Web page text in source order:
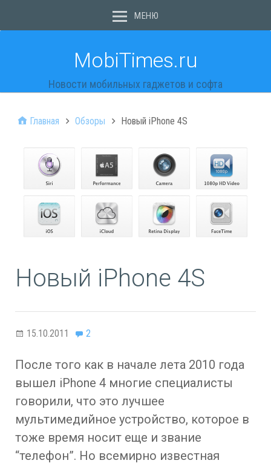
МЕНЮ
MobiTimes.ru
Новости мобильных гаджетов и софта
Главная Обзоры Новый iPhone 4S
Новый iPhone 4S
15.10.2011 2
После того как в начале лета 2010 года
вышел iPhone 4 многие специалисты
говорили, что это лучшее
мультимедийное устройство, которое в
тоже время носит еще и звание
“телефон”. Но всемирно известная